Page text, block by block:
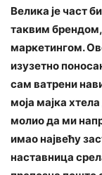
Велика је част
таквим
маркетингом.
изузетно
сам ватрени
моја мајка
молио да ми
имао највећу
наставница